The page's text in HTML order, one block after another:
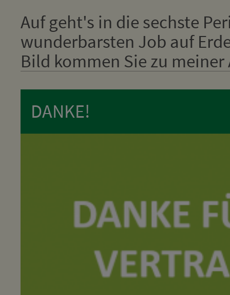
Auf geht's in die sechste
wunderbarsten Job auf
Bild kommen Sie zu
DANKE!